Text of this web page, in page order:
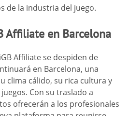
de la industria del juego.
Affiliate en Barcelona
Affiliate se despiden de
en Barcelona, una
clima cálido, su rica cultura y
Con su traslado a
ofrecerán a los profesionales